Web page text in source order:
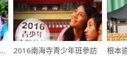
青少年帶球走・體驗母親懷胎苦 2016南海寺青少年班參訪 根本